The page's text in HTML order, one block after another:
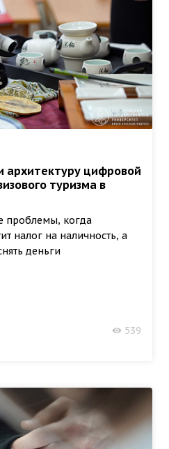
архитектуру цифровой
туризма в
проблемы, когда
налог на наличность, а
деньги
539